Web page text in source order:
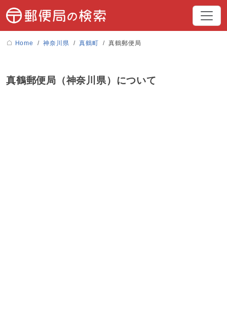
Home 神奈川県 真鶴町 真鶴郵便局
真鶴郵便局（神奈川県）について